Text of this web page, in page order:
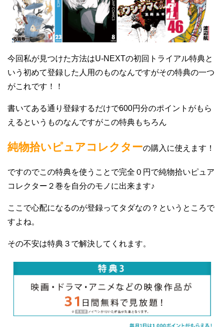
今回私が見つけた方法はU-NEXTの初回トライアル特典と
いう初めて登録した人用のものなんですがその特典の一つ
がこれです！！
書いてある通り登録するだけで600円分のポイントがもら
えるというものなんですがこの特典もちろん
純物拾いピュアコレクターの購入に使えます！
ですのでこの特典を使うことで完全０円で純物拾いピュア
コレクター２巻を自分のモノに出来ます♪
ここで心配になるのが登録ってタダなの？というところで
すよね。
その不安は特典３で解決してくれます。